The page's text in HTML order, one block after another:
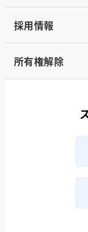
採用情報
所有権解除